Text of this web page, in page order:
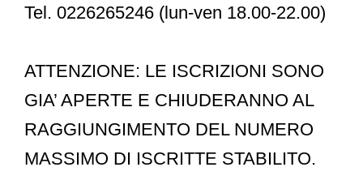
Tel. 0226265246 (lun-ven 18.00-22.00)
ATTENZIONE: LE ISCRIZIONI SONO
GIA’ APERTE E CHIUDERANNO AL
RAGGIUNGIMENTO DEL NUMERO
MASSIMO DI ISCRITTE STABILITO.